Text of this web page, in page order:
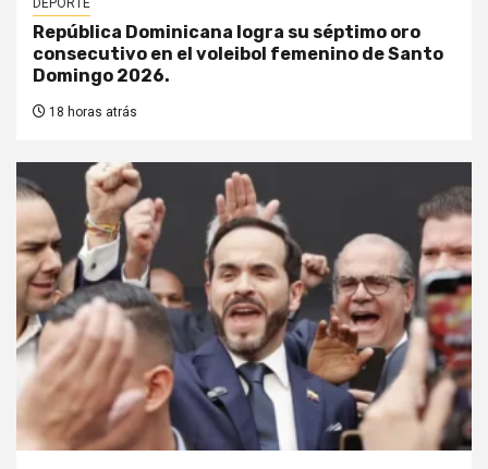
DEPORTE
República Dominicana logra su séptimo oro
consecutivo en el voleibol femenino de Santo
Domingo 2026.
18 horas atrás